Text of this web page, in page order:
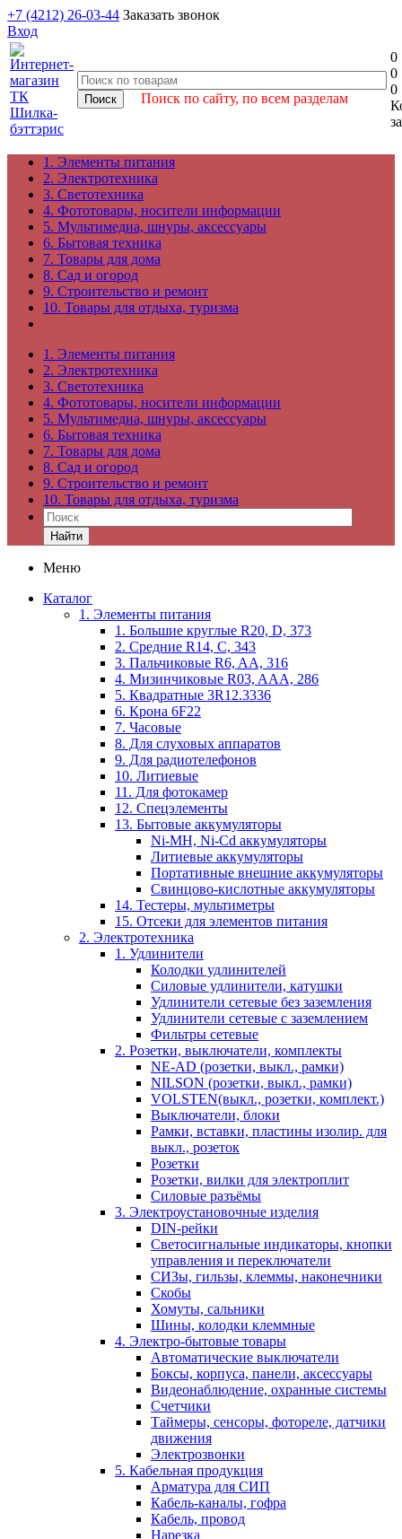
+7 (4212) 26-03-44 Заказать звонок
Вход
Поиск по сайту, по всем разделам
0
0
0
1. Элементы питания
2. Электротехника
3. Светотехника
4. Фототовары, носители информации
5. Мультимедиа, шнуры, аксессуары
6. Бытовая техника
7. Товары для дома
8. Сад и огород
9. Строительство и ремонт
10. Товары для отдыха, туризма
1. Элементы питания
2. Электротехника
3. Светотехника
4. Фототовары, носители информации
5. Мультимедиа, шнуры, аксессуары
6. Бытовая техника
7. Товары для дома
8. Сад и огород
9. Строительство и ремонт
10. Товары для отдыха, туризма
Найти
Меню
Каталог
1. Элементы питания
1. Большие круглые R20, D, 373
2. Средние R14, C, 343
3. Пальчиковые R6, AA, 316
4. Мизинчиковые R03, AAA, 286
5. Квадратные 3R12.3336
6. Крона 6F22
7. Часовые
8. Для слуховых аппаратов
9. Для радиотелефонов
10. Литиевые
11. Для фотокамер
12. Спецэлементы
13. Бытовые аккумуляторы
Ni-MH, Ni-Cd аккумуляторы
Литиевые аккумуляторы
Портативные внешние аккумуляторы
Свинцово-кислотные аккумуляторы
14. Тестеры, мультиметры
15. Отсеки для элементов питания
2. Электротехника
1. Удлинители
Колодки удлинителей
Силовые удлинители, катушки
Удлинители сетевые без заземления
Удлинители сетевые с заземлением
Фильтры сетевые
2. Розетки, выключатели, комплекты
NE-AD (розетки, выкл., рамки)
NILSON (розетки, выкл., рамки)
VOLSTEN(выкл., розетки, комплект.)
Выключатели, блоки
Рамки, вставки, пластины изолир. для
выкл., розеток
Розетки
Розетки, вилки для электроплит
Силовые разъёмы
3. Электроустановочные изделия
DIN-рейки
Светосигнальные индикаторы, кнопки
управления и переключатели
СИЗы, гильзы, клеммы, наконечники
Скобы
Хомуты, сальники
Шины, колодки клеммные
4. Электро-бытовые товары
Автоматические выключатели
Боксы, корпуса, панели, аксессуары
Видеонаблюдение, охранные системы
Счетчики
Таймеры, сенсоры, фотореле, датчики
движения
Электрозвонки
5. Кабельная продукция
Арматура для СИП
Кабель-каналы, гофра
Кабель, провод
Нарезка